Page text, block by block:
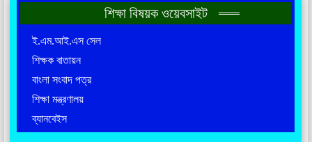
শিক্ষা বিষয়ক ওয়েবসাইট
ই.এম.আই.এস সেল
শিক্ষক বাতায়ন
বাংলা সংবাদ পত্র
শিক্ষা মন্ত্রণালয়
ব্যানবেইস